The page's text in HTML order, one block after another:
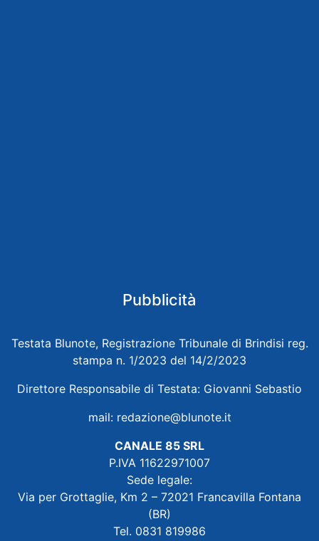
Pubblicità
Testata Blunote, Registrazione Tribunale di Brindisi reg.
stampa n. 1/2023 del 14/2/2023
Direttore Responsabile di Testata: Giovanni Sebastio
mail: redazione@blunote.it
CANALE 85 SRL
P.IVA 11622971007
Sede legale:
Via per Grottaglie, Km 2 – 72021 Francavilla Fontana
(BR)
Tel. 0831 819986